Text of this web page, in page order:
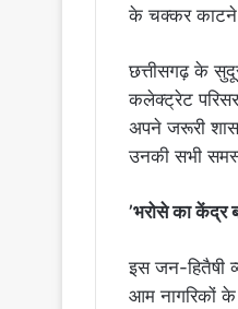
के चक्कर काटने
छत्तीसगढ़ के
कलेक्ट्रेट
अपने जरूरी
उनकी सभी
’भरोसे का केंद्र
इस जन-हितैषी
आम नागरिकों के